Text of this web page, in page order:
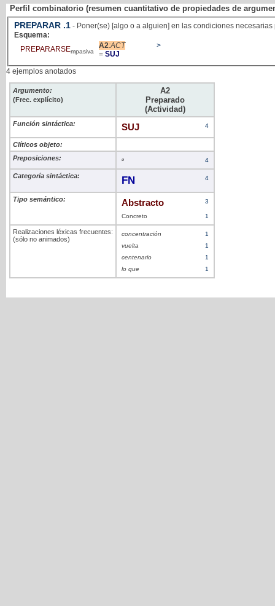
Perfil combinatorio (resumen cuantitativo de propiedades de
PREPARAR .1 - Poner(se) [algo o a alguien] en las condiciones necesarias
Esquema:
PREPARARSEmpasiva
A2:ACT
= SUJ
>
4 ejemplos anotados
Argumento:
(Frec. explícito)
A2
Preparado
(Actividad)
Función sintáctica: SUJ 4
Clíticos objeto:
Preposiciones:
ø 4
Categoría sintáctica: FN 4
Tipo semántico: Abstracto 3
Concreto 1
Realizaciones léxicas frecuentes:
(sólo no animados)
concentración
1
vuelta
1
centenario
1
lo que
1